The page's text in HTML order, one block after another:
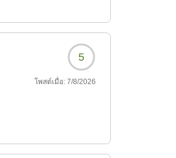
5
โพสต์เมื่อ: 7/8/2026